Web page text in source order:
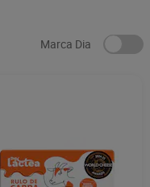
Marca Dia